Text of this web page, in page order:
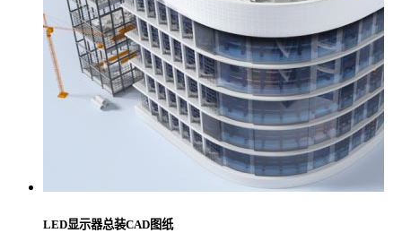
LED显示器总装CAD图纸